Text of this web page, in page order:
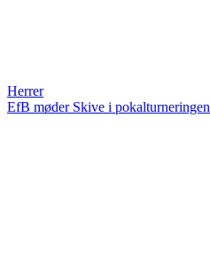
Herrer
EfB møder Skive i pokalturneringen